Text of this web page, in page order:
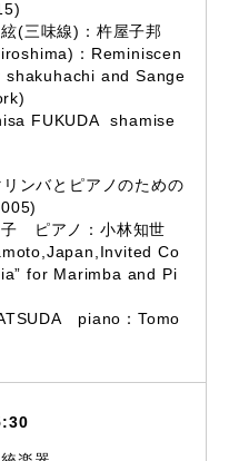
(三味線)：杵屋子邦
：Reminiscen
and Sange
FUKUDA shamise
ンバとピアノのための
子 ピアノ：小林知世
Co
for Marimba and Pi
piano：Tomo